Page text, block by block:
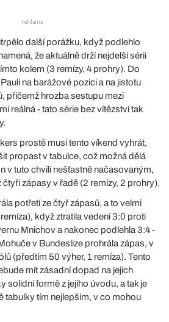
další porážku, když podlehlo
že aktuálně drží nejdelší sérii
kolem (3 remízy, 4 prohry). Do
na barážové pozici a na jistotu
přičemž hrozba sestupu mezi
reálná - tato série bez vítězství tak
prostě musí tento víkend vyhrát,
propast v tabulce, což možná dělá
v tuto chvíli nešťastně načasovaným,
čtyři zápasy v řadě (2 remízy, 2 prohry).
potřetí ze čtyř zápasů, a to velmi
když ztratila vedení 3:0 proti
Mnichov a nakonec podlehla 3:4 -
v Bundeslize prohrála zápas, v
(předtím 50 výher, 1 remíza). Tento
mít zásadní dopad na jejich
solidní formě z jejího úvodu, a tak je
tabulky tím nejlepším, v co mohou